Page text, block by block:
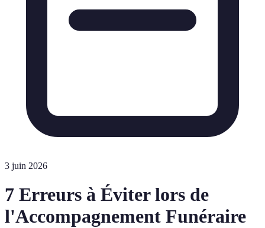
3 juin 2026
7 Erreurs à Éviter lors de
l'Accompagnement Funéraire